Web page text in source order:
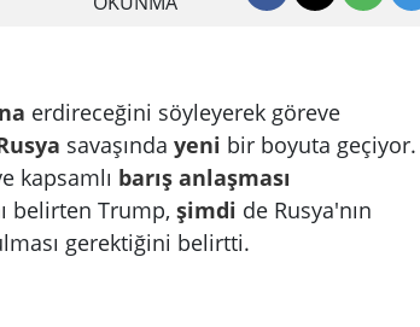
erdireceğini söyleyerek göreve
savaşında yeni bir boyuta geçiyor.
kapsamlı barış anlaşması
belirten Trump, şimdi de Rusya'nın
gerektiğini belirtti.